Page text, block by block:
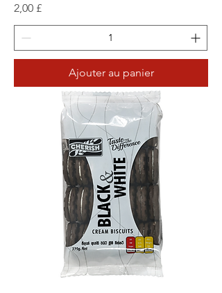
Prix
2,00 £
Ajouter au panier